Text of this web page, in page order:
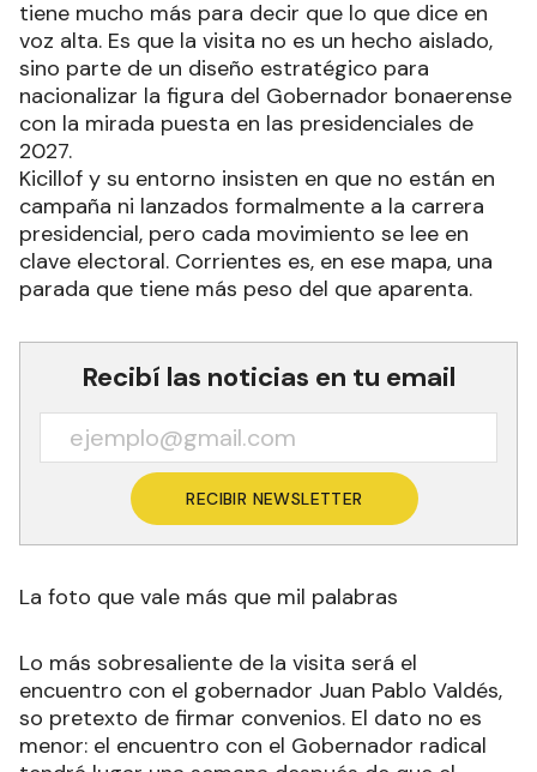
tiene mucho más para decir que lo que dice en
voz alta. Es que la visita no es un hecho aislado,
sino parte de un diseño estratégico para
nacionalizar la figura del Gobernador bonaerense
con la mirada puesta en las presidenciales de
2027.
Kicillof y su entorno insisten en que no están en
campaña ni lanzados formalmente a la carrera
presidencial, pero cada movimiento se lee en
clave electoral. Corrientes es, en ese mapa, una
parada que tiene más peso del que aparenta.
Recibí las noticias en tu email
RECIBIR NEWSLETTER
La foto que vale más que mil palabras
Lo más sobresaliente de la visita será el
encuentro con el gobernador Juan Pablo Valdés,
so pretexto de firmar convenios. El dato no es
menor: el encuentro con el Gobernador radical